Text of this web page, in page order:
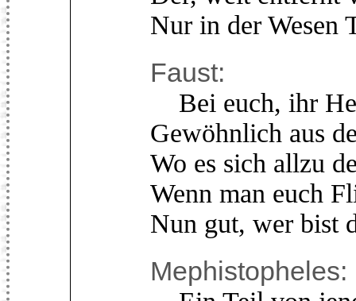
Nur in der Wesen
Faust:
Bei euch, ihr
Gewöhnlich aus
Wo es sich allzu
Wenn man euch
Nun gut, wer bist
Mephistopheles: